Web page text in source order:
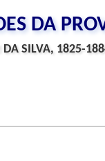
DA
SILVA, 1825-